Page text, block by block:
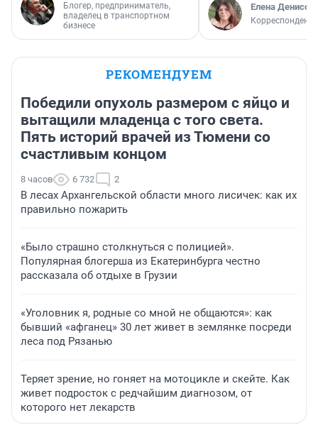
Блогер, предприниматель,
владелец в транспортном
бизнесе
Елена
Корреспондент
РЕКОМЕНДУЕМ
Победили опухоль размером с яйцо и
вытащили младенца с того света.
Пять историй врачей из Тюмени со
счастливым концом
8 часов 6 732 2
В лесах Архангельской области много лисичек: как их
правильно пожарить
«Было страшно столкнуться с полицией».
Популярная блогерша из Екатеринбурга честно
рассказала об отдыхе в Грузии
«Уголовник я, родные со мной не общаются»: как
бывший «афганец» 30 лет живет в землянке посреди
леса под Рязанью
Теряет зрение, но гоняет на мотоцикле и скейте. Как
живет подросток с редчайшим диагнозом, от
которого нет лекарств